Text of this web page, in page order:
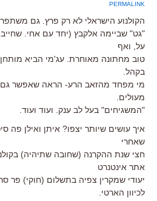
PERMALINK
הקולנוע הישראלי לא רק פרץ. גם
"גט" שביימה אלקבץ (יחד עם אחי. שחייב
על, ואף
טוב מחתונה מאוחרת. עג'מי הביא
בקהל.
מי מפחד מהזאב הרע- הראה שאפשר גם
מעולים.
"המשגיחים" בעל לב ענק. ועוד ועוד.
איך עושים שיותר יצפו? איתן ואילן פה
שאחרי
חצי שנת ההקרנה (שחובה שתיהיה)
אתר אינטנרט
יעודי שמקרין צפיה בתשלום (חוקי) פר
לכיוון הארטי.